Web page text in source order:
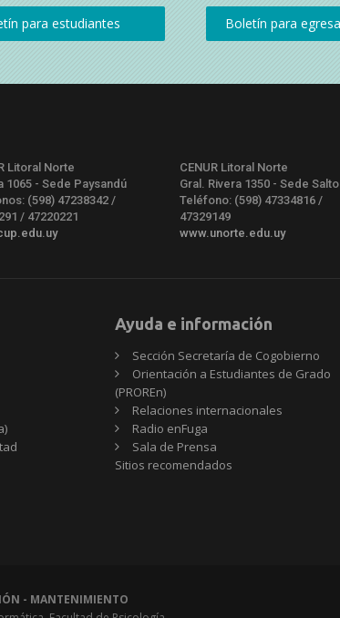
Litoral Norte
1065 - Sede Paysandú
(598) 47238342 /
/ 47220221
CENUR Litoral Norte
Gral. Rivera 1350 - Sede Salto
Teléfono: (598) 47334816 /
47329149
www.unorte.edu.uy
Ayuda e información
Sección Secretaría de Cogobierno
Orientación a Estudiantes de Grado
(PROREn)
Relaciones internacionales
Radio enFuga
Sala de Prensa
Sitios
Sitios recomendados
- MANTENIMIENTO